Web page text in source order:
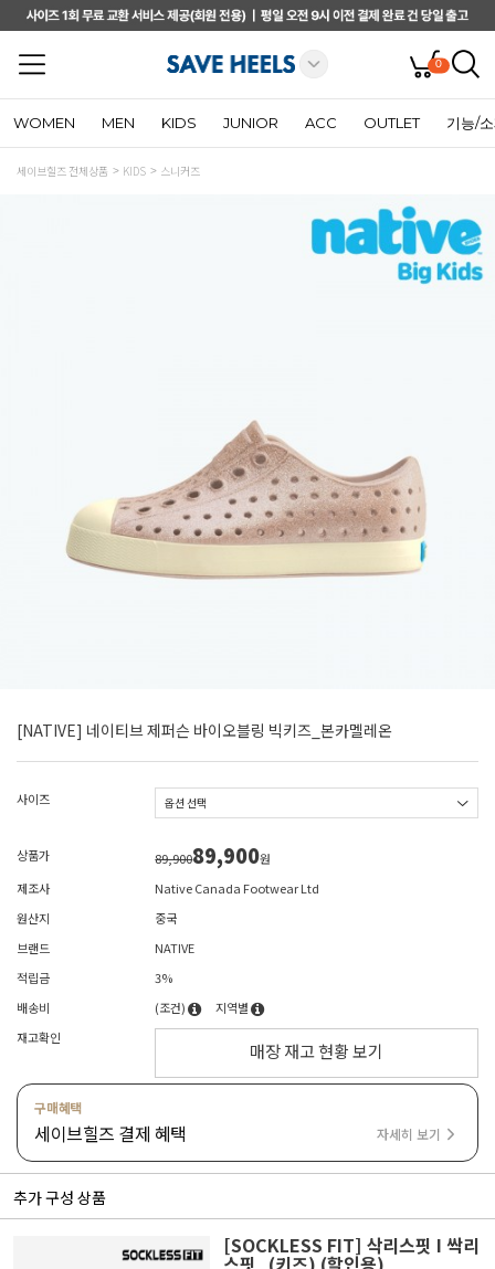
0
WOMEN MEN KIDS JUNIOR ACC OUTLET 기능/
세이브힐즈 전체상품 KIDS 스니커즈
[NATIVE] 네이티브 제퍼슨 바이오블링 빅키즈_본카멜레온
사이즈
상품가 89,90089,900원
제조사
Native Canada Footwear Ltd
원산지
중국
브랜드
NATIVE
적립금
3%
배송비
(조건)
지역별
재고확인
매장 재고 현황 보기
구매혜택
세이브힐즈 결제 혜택 자세히 보기
추가 구성 상품
[SOCKLESS FIT] 삭리스핏 I 싹리
스핏_(키즈) (할인용)